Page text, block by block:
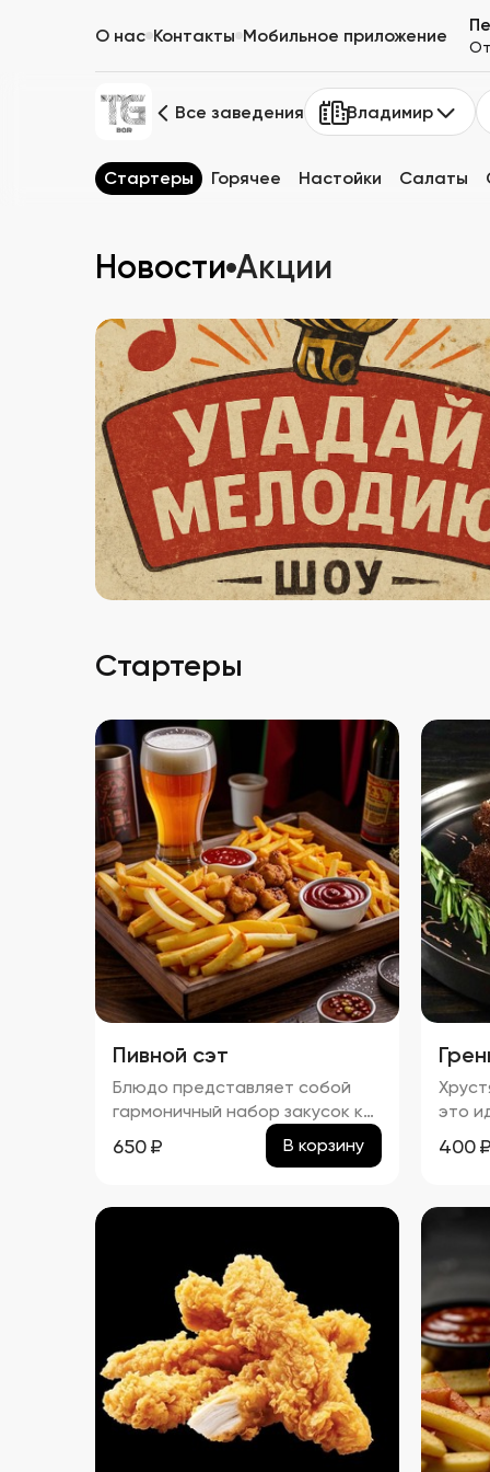
О нас Контакты Мобильное приложение
Все заведения Владимир
Стартеры Горячее Настойки Салаты
Новости Акции
Стартеры
Пивной сэт
Блюдо представляет собой
гармоничный набор закусок к
пиву, включающий картофель
фри, картофельные дольки,
палочки. Все продукты имеют
корочку без признаков
пережарки. Вкус и аромат
блюд натуральные, без
посторонних привкусов и
запахов. Картофель и гренки
умеренно посолены, а
наггетсы и сырные палочки
остаются сочными внутри.
Консистенция картофеля фри и
650₽ В корзину
это
к
400 ₽